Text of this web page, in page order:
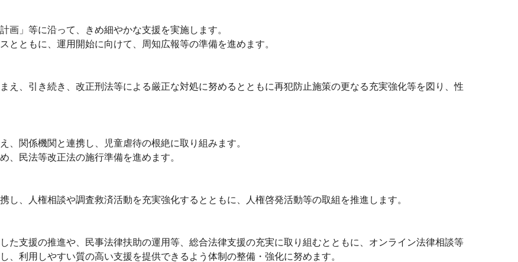
」等に沿って、きめ細やかな支援を実施します。
ともに、運用開始に向けて、周知広報等の準備を進めます。
、引き続き、改正刑法等による厳正な対処に努めるとともに再犯防止施策の更なる充実強化等を図り、性
関係機関と連携し、児童虐待の根絶に取り組みます。
民法等改正法の施行準備を進めます。
、人権相談や調査救済活動を充実強化するとともに、人権啓発活動等の取組を推進します。
支援の推進や、民事法律扶助の運用等、総合法律支援の充実に取り組むとともに、オンライン法律相談等
、利用しやすい質の高い支援を提供できるよう体制の整備・強化に努めます。